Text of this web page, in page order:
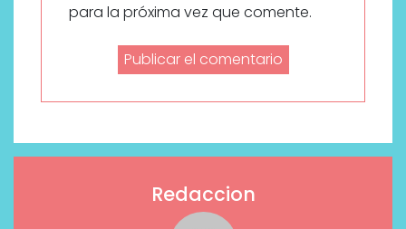
para la próxima vez que comente.
Redaccion